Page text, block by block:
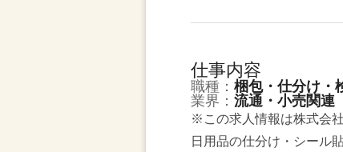
仕事内容
職種： 梱包・仕分け・
業界： 流通・小売関連
※この求人情報は株式会
日用品の仕分け・シール